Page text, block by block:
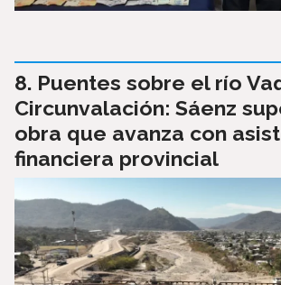
Puentes sobre el río
Circunvalación: Sáenz
obra que avanza con
financiera provincial